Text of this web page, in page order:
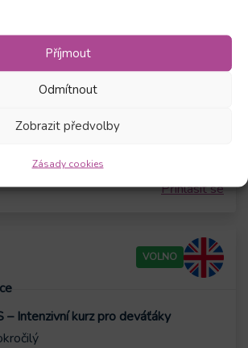
Příjmout
Odmítnout
Zobrazit předvolby
Zásady cookies
8.třída – opakování před školou
24.08.2026
Přihlásit se
VOLNO
– Intenzivní kurz pro deváťáky